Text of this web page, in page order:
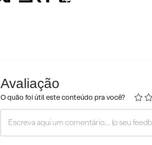
Avaliação
O quão foi útil este conteúdo pra você?